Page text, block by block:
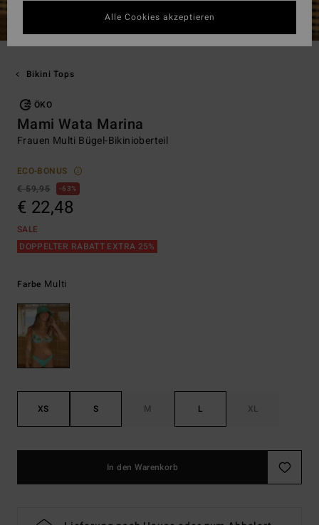
Bikini Tops
ÖKO
Mami Wata Marina
Frauen Multi Bügel-Bikinioberteil
ECO-BONUS
€ 59,95
63%
€ 22,48
SALE
DOPPELTER RABATT EXTRA 25%
Farbe Multi
XS S M L XL
In den Warenkorb
Alle Cookies akzeptieren